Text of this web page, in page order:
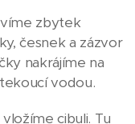
zbytek
česnek a zázvor
nakrájíme na
vodou.
cibuli. Tu